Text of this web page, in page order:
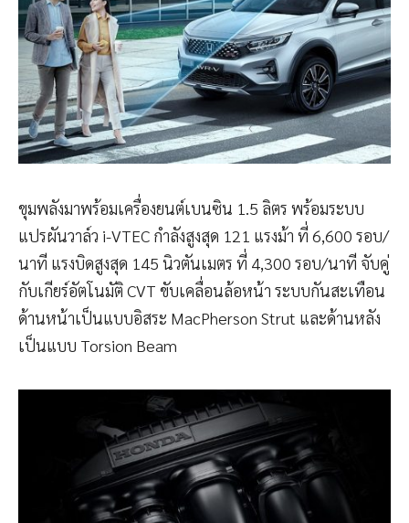
ขุมพลังมาพร้อมเครื่องยนต์เบนซิน 1.5 ลิตร พร้อมระบบ
แปรผันวาล์ว i-VTEC กำลังสูงสุด 121 แรงม้า ที่ 6,600 รอบ/
นาที แรงบิดสูงสุด 145 นิวตันเมตร ที่ 4,300 รอบ/นาที จับคู่
กับเกียร์อัตโนมัติ CVT ขับเคลื่อนล้อหน้า ระบบกันสะเทือน
ด้านหน้าเป็นแบบอิสระ MacPherson Strut และด้านหลัง
เป็นแบบ Torsion Beam